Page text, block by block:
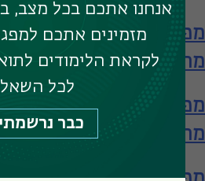
מפגש עם הפקולטה
מתקדמים
מפגש עם הפקולטה
מתקדמים
אנחנו אתכם בכל מצב,
מזמינים אתכם
לקראת הלימודים
לכל
כבר